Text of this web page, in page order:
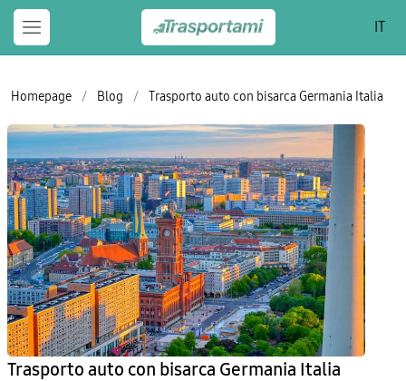
IT
Homepage / Blog / Trasporto auto con bisarca Germania Italia
Trasporto auto con bisarca Germania Italia